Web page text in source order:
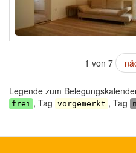
1 von 7
Legende zum
frei , Tag vorgemerkt , Tag